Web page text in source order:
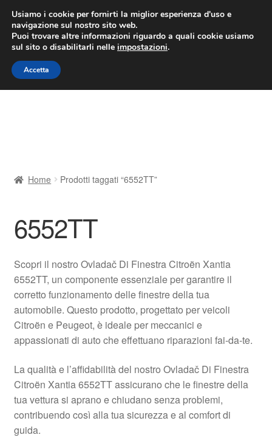
CONSEGNA da 7 EUR
Lun-Ven 9:00 - 16:00/800 580 290
Vai
alla
navigazione
Vai
al
contenuto
Contatto
Il mio account
Pagamenti
Politica sulla riservatezza
Registratore di cassa
Rimostranza
Home Prodotti taggati “6552TT”
6552TT
Scopri il nostro Ovladač Di Finestra Citroën Xantia
6552TT, un componente essenziale per garantire il
corretto funzionamento delle finestre della tua
automobile. Questo prodotto, progettato per veicoli
Citroën e Peugeot, è ideale per meccanici e
appassionati di auto che effettuano riparazioni fai-da-te.
La qualità e l’affidabilità del nostro Ovladač Di Finestra
Citroën Xantia 6552TT assicurano che le finestre della
tua vettura si aprano e chiudano senza problemi,
contribuendo così alla tua sicurezza e al comfort di
guida.
Usiamo i cookie per fornirti la miglior esperienza d'uso e
navigazione sul nostro sito web.
Puoi trovare altre informazioni riguardo a quali cookie usiamo
sul sito o disabilitarli nelle impostazioni.
Accetta